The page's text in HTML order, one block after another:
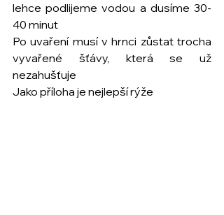
lehce podlijeme vodou a dusíme 30-
40 minut
Po uvaření musí v hrnci zůstat trocha
vyvařené šťávy, která se už
nezahušťuje
Jako příloha je nejlepší rýže